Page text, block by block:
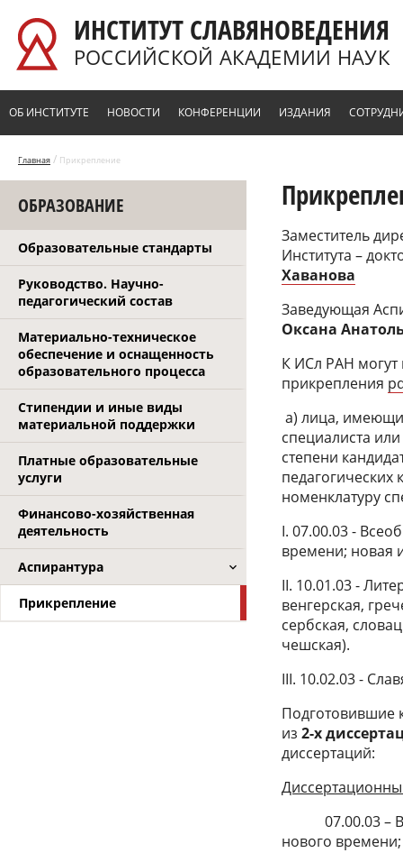
ИНСТИТУТ СЛАВЯНОВЕДЕНИЯ
РОССИЙСКОЙ АКАДЕМИИ НАУК
ОБ ИНСТИТУТЕ НОВОСТИ КОНФЕРЕНЦИИ ИЗДАНИЯ
Главная / Прикрепление
ОБРАЗОВАНИЕ
Образовательные стандарты
Руководство. Научно-
педагогический состав
Материально-техническое
обеспечение и оснащенность
образовательного процесса
Стипендии и иные виды
материальной поддержки
Платные образовательные
услуги
Финансово-хозяйственная
деятельность
Аспирантура
Прикрепление
Заместитель
Института –
Хаванова
Заведующая
Оксана
К ИСл РАН могут
прикрепления
а) лица,
специалиста
степени
педагогических
номенклатуру
I. 07.00.03 -
времени; новая
II. 10.01.03 -
венгерская,
сербская,
чешская).
III. 10.02.03 -
Подготовившие
из2-х
диссертаций:
07.00.03 –
нового времени;